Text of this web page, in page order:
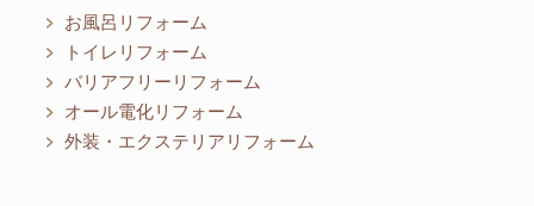
お風呂リフォーム
トイレリフォーム
バリアフリーリフォーム
オール電化リフォーム
外装・エクステリアリフォーム